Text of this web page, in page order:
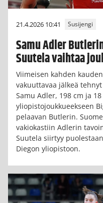
21.4.2026 10:41 Susijengi
Samu Adler
Suutela vaihtaa
Viimeisen kahden
vakuuttavaa jälkeä
Samu Adler, 198 cm ja
yliopistojoukkueekseen
pelaavan Butlerin.
vakiokastiin Adlerin
Suutela siirtyy
Diegon yliopistoon.